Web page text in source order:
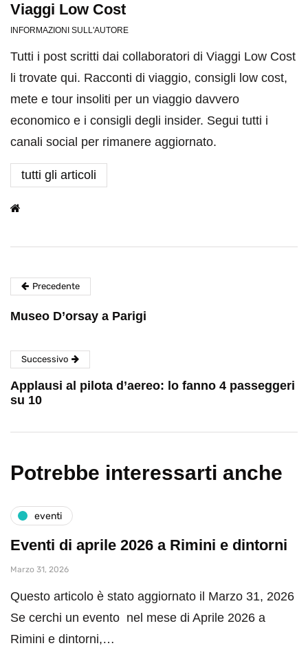
Viaggi Low Cost
INFORMAZIONI SULL'AUTORE
Tutti i post scritti dai collaboratori di Viaggi Low Cost
li trovate qui. Racconti di viaggio, consigli low cost,
mete e tour insoliti per un viaggio davvero
economico e i consigli degli insider. Segui tutti i
canali social per rimanere aggiornato.
tutti gli articoli
Precedente
Museo D’orsay a Parigi
Successivo
Applausi al pilota d’aereo: lo fanno 4 passeggeri
su 10
Potrebbe interessarti anche
eventi
Eventi di aprile 2026 a Rimini e dintorni
Marzo 31, 2026
Questo articolo è stato aggiornato il Marzo 31, 2026
Se cerchi un evento nel mese di Aprile 2026 a
Rimini e dintorni,…